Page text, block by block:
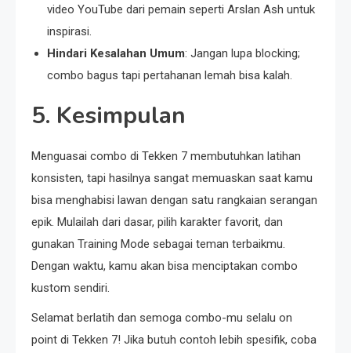
video YouTube dari pemain seperti Arslan Ash untuk
inspirasi.
Hindari Kesalahan Umum: Jangan lupa blocking;
combo bagus tapi pertahanan lemah bisa kalah.
5. Kesimpulan
Menguasai combo di Tekken 7 membutuhkan latihan
konsisten, tapi hasilnya sangat memuaskan saat kamu
bisa menghabisi lawan dengan satu rangkaian serangan
epik. Mulailah dari dasar, pilih karakter favorit, dan
gunakan Training Mode sebagai teman terbaikmu.
Dengan waktu, kamu akan bisa menciptakan combo
kustom sendiri.
Selamat berlatih dan semoga combo-mu selalu on
point di Tekken 7! Jika butuh contoh lebih spesifik, coba